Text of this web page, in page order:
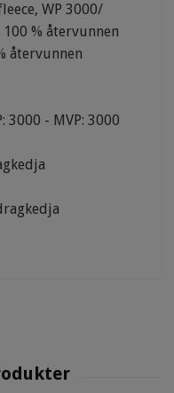
WP 3000/
% återvunnen
återvunnen
3000 - MVP: 3000